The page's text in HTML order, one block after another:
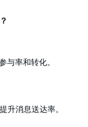
与率和转化。
升消息送达率。